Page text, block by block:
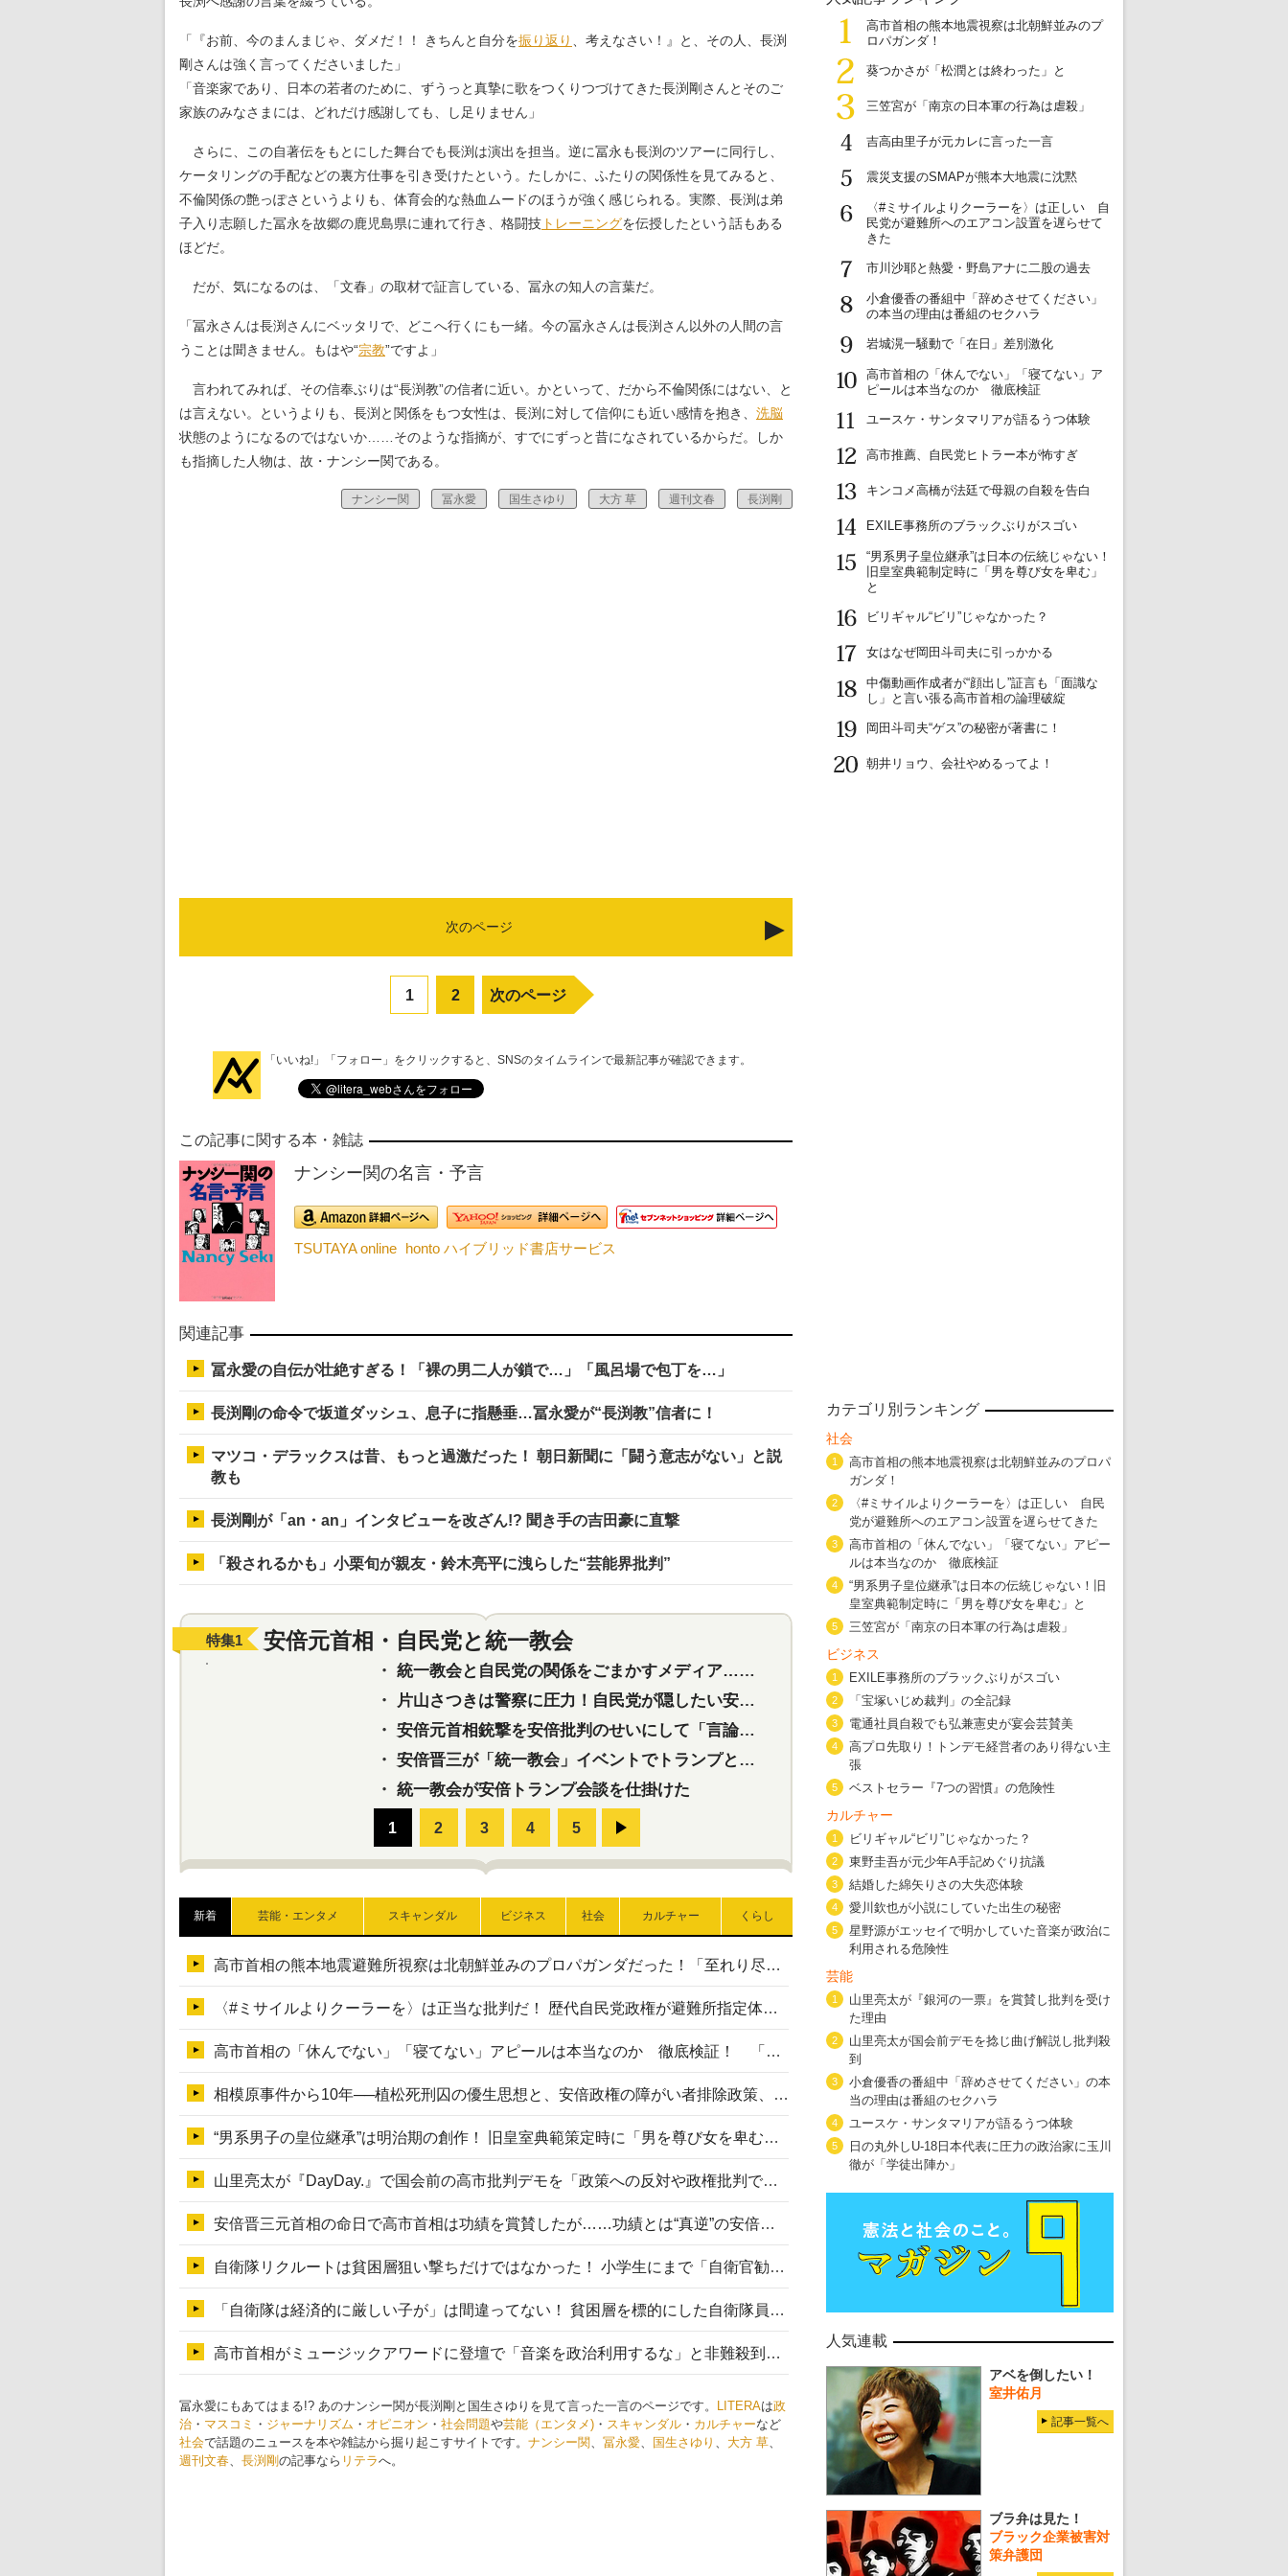
「『お前、今のまんまじゃ、ダメだ！！ きちんと自分を振り返り
、考えなさい！』と、その人、長渕
剛さんは強く言ってくださいました」
「音楽家であり、日本の若者のために、ずうっと真摯に歌をつくりつづけてきた長渕剛さんとそのご
家族のみなさまには、どれだけ感謝しても、し足りません」
さらに、この自著伝をもとにした舞台でも長渕は演出を担当。逆に冨永も長渕のツアーに同行し、
ケータリングの手配などの裏方仕事を引き受けたという。たしかに、ふたりの関係性を見てみると、
不倫関係の艶っぽさというよりも、体育会的な熱血ムードのほうが強く感じられる。実際、長渕は弟
子入り志願した冨永を故郷の鹿児島県に連れて行き、格闘技 トレーニングを伝授したという話もある
ほどだ。
だが、気になるのは、「文春」の取材で証言している、冨永の知人の言葉だ。
「冨永さんは長渕さんにベッタリで、どこへ行くにも一緒。今の冨永さんは長渕さん以外の人間の言
うことは聞きません。もはや“宗教”ですよ」
言われてみれば、その信奉ぶりは“長渕教”の信者に近い。かといって、だから不倫関係にはない、と
は言えない。というよりも、長渕と関係をもつ女性は、長渕に対して信仰にも近い感情を抱き、 洗脳
状態のようになるのではないか……そのような指摘が、すでにずっと昔になされているからだ。しか
も指摘した人物は、故・ナンシー関である。
ナンシー関 冨永愛 国生さゆり 大方 草 週刊文春 長渕剛
次のページ
1 2 次のページ
「いいね!」「フォロー」をクリックすると、SNSのタイムラインで最新記事が確認できます。
この記事に関する本・雑誌
ナンシー関の名言・予言
TSUTAYA online honto ハイブリッド書店サービス
関連記事
冨永愛の自伝が壮絶すぎる！「裸の男二人が鎖で…」「風呂場で包丁を…」
長渕剛の命令で坂道ダッシュ、息子に指懸垂…冨永愛が“長渕教”信者に！
マツコ・デラックスは昔、もっと過激だった！ 朝日新聞に「闘う意志がない」と説
教も
長渕剛が「an・an」インタビューを改ざん!? 聞き手の吉田豪に直撃
「殺されるかも」小栗旬が親友・鈴木亮平に洩らした“芸能界批判”
特集1 安倍元首相・自民党と統一教会
・ 統一教会と自民党の関係をごまかすメディア…民放は有田芳生に発言自粛を要求
・
片山さつきは警察に圧力！自民党が隠したい安倍元首相と統一教会の深い関係
・ 安倍元首相銃撃を安倍批判のせいにして「言論封殺」に利用する自民党応援団
・ 安倍晋三が「統一教会」イベントでトランプと演説！同性婚や夫婦別姓を攻撃
・ 統一教会が安倍トランプ会談を仕掛けた
東京五輪強行開催特別企画 大ウソだら
・ 五輪入場行進にすぎやまこういちの曲、杉田水脈の
・ 大ウソだらけの東京五輪！ 安倍・菅・森はどんな嘘を
・ 五輪サッカー・久保建英が南アの陽性者に「僕らに損ではない
・ 五輪でIOCラウンジ以外にVIPルーム、広告代理店は物品購入
新着 芸能・エンタメ スキャンダル ビジネス 社会 カルチャー くらし
高市首相の熊本地震避難所視察は北朝鮮並みのプロパガンダだった！「至れり尽くせり」の選ばれた避難所の一方で実態は…
〈#ミサイルよりクーラーを〉は正当な批判だ！ 歴代自民党政権が避難所指定体育館へのエアコン設置を遅らせてきた客観的事実
高市首相の「休んでない」「寝てない」アピールは本当なのか 徹底検証！ 「資料読み込み」「アイロンがけ」も矛盾だらけ…
相模原事件から10年──植松死刑囚の優生思想と、安倍政権の障がい者排除政策、右派勢力の差別主義との関係を改めて問う
“男系男子の皇位継承”は明治期の創作！ 旧皇室典範策定時に「男を尊び女を卑むの慣習、人民の脳髄」とトンデモ論で女性天皇を否定
山里亮太が『DayDay.』で国会前の高市批判デモを「政策への反対や政権批判でない」と捻じ曲げ解説 デモ参加者から批判殺到
安倍晋三元首相の命日で高市首相は功績を賞賛したが……功績とは“真逆”の安倍元首相のトンデモ発言を振り返る
自衛隊リクルートは貧困層狙い撃ちだけではなかった！ 小学生にまで「自衛官勧誘」目的のパンフレット作成
「自衛隊は経済的に厳しい子が」は間違ってない！ 貧困層を標的にした自衛隊員募集、やす子、山上被告も…日本でも進む“経済的徴兵制”
高市首相がミュージックアワードに登壇で「音楽を政治利用するな」と非難殺到！ MAJの国策的本質を批判する声も
冨永愛にもあてはまる!? あのナンシー関が長渕剛と国生さゆりを見て言った一言のページです。 LITERAは政
治 ・ マスコミ ・ ジャーナリズム ・ オピニオン ・ 社会問題や芸能（エンタメ) ・ スキャンダル ・ カルチャーなど
社会で話題のニュースを本や雑誌から掘り起こすサイトです。 ナンシー関、 冨永愛、 国生さゆり 、 大方 草、
週刊文春、 長渕剛の記事なら リテラへ。
1
高市首相の熊本地震視察は北朝鮮並みのプ
ロパガンダ！
2
葵つかさが「松潤とは終わった」と
3
三笠宮が「南京の日本軍の行為は虐殺」
4
吉高由里子が元カレに言った一言
5
震災支援のSMAPが熊本大地震に沈黙
6
〈#ミサイルよりクーラーを〉は正しい 自
民党が避難所へのエアコン設置を遅らせて
きた
7
市川沙耶と熱愛・野島アナに二股の過去
8
小倉優香の番組中「辞めさせてください」
の本当の理由は番組のセクハラ
9
岩城滉一騒動で「在日」差別激化
10
高市首相の「休んでない」「寝てない」ア
ピールは本当なのか 徹底検証
11
ユースケ・サンタマリアが語るうつ体験
12
高市推薦、自民党ヒトラー本が怖すぎ
13
キンコメ高橋が法廷で母親の自殺を告白
14
EXILE事務所のブラックぶりがスゴい
15
“男系男子皇位継承”は日本の伝統じゃない！
旧皇室典範制定時に「男を尊び女を卑む」
と
16
ビリギャル“ビリ”じゃなかった？
17
女はなぜ岡田斗司夫に引っかかる
18
中傷動画作成者が“顔出し”証言も「面識な
し」と言い張る高市首相の論理破綻
19
岡田斗司夫“ゲス”の秘密が著書に！
20
朝井リョウ、会社やめるってよ！
カテゴリ別ランキング
社会
1
高市首相の熊本地震視察は北朝鮮並みのプロパ
ガンダ！
2
〈#ミサイルよりクーラーを〉は正しい 自民
党が避難所へのエアコン設置を遅らせてきた
3
高市首相の「休んでない」「寝てない」アピー
ルは本当なのか 徹底検証
4
“男系男子皇位継承”は日本の伝統じゃない！旧
皇室典範制定時に「男を尊び女を卑む」と
5 三笠宮が「南京の日本軍の行為は虐殺」
ビジネス
1 EXILE事務所のブラックぶりがスゴい
2 「宝塚いじめ裁判」の全記録
3 電通社員自殺でも弘兼憲史が宴会芸賛美
4
高プロ先取り！トンデモ経営者のあり得ない主
張
5 ベストセラー『7つの習慣』の危険性
カルチャー
1 ビリギャル“ビリ”じゃなかった？
2 東野圭吾が元少年A手記めぐり抗議
3 結婚した綿矢りさの大失恋体験
4 愛川欽也が小説にしていた出生の秘密
5
星野源がエッセイで明かしていた音楽が政治に
利用される危険性
芸能
1
山里亮太が『銀河の一票』を賞賛し批判を受け
た理由
2
山里亮太が国会前デモを捻じ曲げ解説し批判殺
到
3
小倉優香の番組中「辞めさせてください」の本
当の理由は番組のセクハラ
4 ユースケ・サンタマリアが語るうつ体験
5
日の丸外しU-18日本代表に圧力の政治家に玉川
徹が「学徒出陣か」
人気連載
アベを倒したい！
室井佑月
記事一覧へ
ブラ弁は見た！
ブラック企業被害対
策弁護団